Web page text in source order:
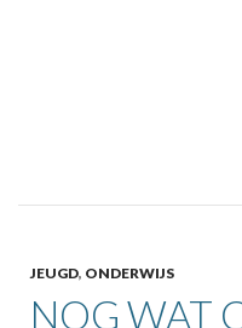
JEUGD, ONDERWIJS
NOG WAT